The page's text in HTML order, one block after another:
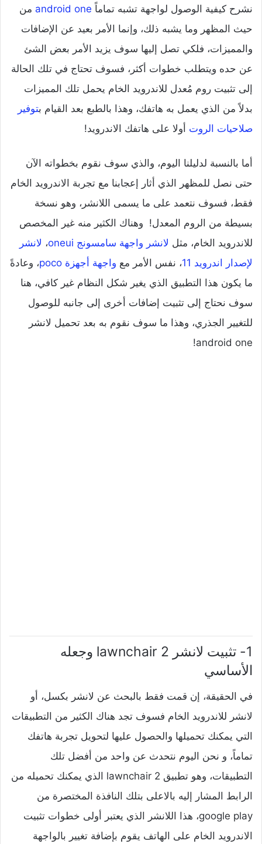
نشرح كيفية الوصول لواجهة تشبه تماماً android one من
حيث المظهر وما يشبه ذلك، وإنما الأمر بعيد عن الإضافات
والمميزات، فلكي تصل إليها سوف يزيد الأمر بعض الشئ
عن حده ويتطلب خطوات أكثر، فسوف تحتاج في تلك الحالة
إلى تثبيت روم مُعدل للاندرويد الخام يحمل تلك المميزات
بدلاً من الذي يعمل به هاتفك، وهذا بالطبع بعد القيام بتوفير
صلاحيات الروت أولا على هاتفك الاندرويد!
أما بالنسبة لدليلنا اليوم، والذي سوف نقوم بخطواته الآن
حتى نصل للمظهر الذي أثار إعجابنا مع تجربة الاندرويد الخام
فقط، فسوف نتعمد على ما يسمى اللانشر، وهو نسخة
بسيطة من الروم المعدل! وهناك الكثير منه غير المخصص
للاندرويد الخام، مثل لانشر واجهة سامسونج oneui ، لانشر
لإصدار اندرويد 11
، نفس الأمر مع واجهة أجهزة poco
، وعادةً
ما يكون هذا التطبيق الذي يغير شكل النظام غير كافي، هنا
سوف نحتاج إلى تثبيت إضافات أخرى إلى جانبه للوصول
للتغيير الجذري، وهذا ما سوف نقوم به بعد تحميل لانشر
android one!
1- تثبيت لانشر lawnchair 2 وجعله
الأساسي
في الحقيقة، إن قمت فقط بالبحث عن لانشر بكسل، أو
لانشر للاندرويد الخام فسوف تجد هناك الكثير من التطبيقات
التي يمكنك تحميلها والحصول عليها لتحويل تجربة هاتفك
تماماً، و نحن اليوم نتحدث عن واحد من أفضل تلك
التطبيقات، وهو تطبيق lawnchair 2 الذي يمكنك تحميله من
الرابط المشار إليه بالاعلى بتلك النافذة المختصرة من
google play، هذا اللانشر الذي يعتبر أولى خطوات تثبيت
الاندرويد الخام على الهاتف يقوم بإضافة تغيير بالواجهة